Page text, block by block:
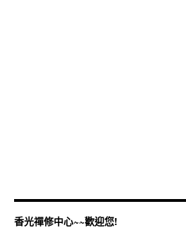
香光禪修中心~~歡迎您!